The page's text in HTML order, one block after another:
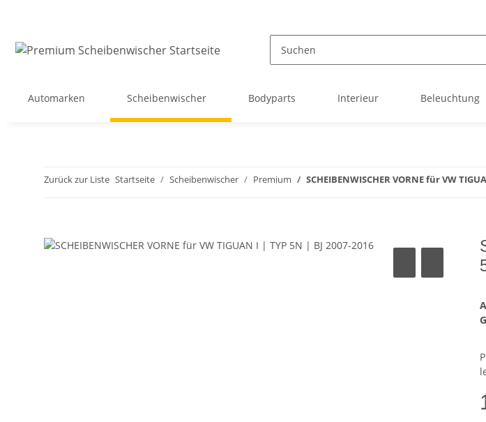
Automarken Scheibenwischer Bodyparts Interieur Beleuchtung
Zurück zur Liste Startseite Scheibenwischer Premium SCHEIBENWISCHER VORNE für VW